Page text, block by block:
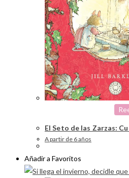
El Seto de las Zarzas:
A partir de 6 años
Añadir a Favoritos